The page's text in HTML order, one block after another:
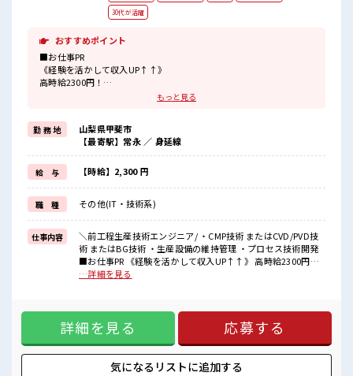
30代が活躍
おすすめポイント
■お仕事PR
《経験を活かして収入UP↑↑》
高時給2300円！
経験を活かして働けるのでヤリガイ抜群！
さらにスキルUPしちゃいましょう★
《人気の日勤×土日祝やすみ*》
日勤だけど高時給だから収入も安心！
土日祝休みで友人や家族とも予定が合わせやすい♪
趣味や好きなことにもたくさん使えて、
プライベートも充実★
《通勤なんでもOK*》
車・バイク・自転車など通勤手段はなんでもOK！
無料の駐車場もあります◎
■職場の雰囲気
少人数の職場で働きたい方にオススメ★
毎朝の服装選びがなくてらくちん♪
休憩室・ロッカー完備！
荷物が多くても安心ですね★
もっと見る
勤 務 地
山梨県甲斐市
【最寄駅】常永 ／ 身延線
給 与 【時給】2,300 円
職 種 その他(IT・技術系)
仕事内容
＼前工程生産技術エンジニア/ ・CMP技術 またはCVD/PVD技
術 またはBG技術 ・生産設備の維持管理 ・プロセス技術開発
■お仕事PR 《経験を活かして収入UP↑↑》 高時給2300円！
残業は月20時間未満！ 1日1時間程の残業で無理なくお給料に
日勤だけど高時給だから収入も安心！ 土日祝休みで友人や家
族とも予定が合わせやすい♪ 趣味や好きなことにもたくさん
使えて、 プライベートも充実★ 《通勤なんでもOK*》 車・バ
イク・自転車など通勤手段はなんでもOK！ 無料の駐車場もあ
ります◎ ■職場の雰囲気 少人数の職場で働きたい方にオスス
…詳細を見る
詳細を見る 応募する
気になるリストに追加する